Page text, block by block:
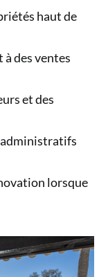
haut de
à des ventes
et des
administratifs
lorsque